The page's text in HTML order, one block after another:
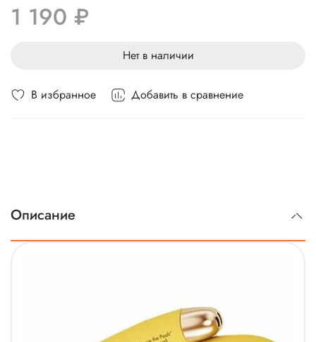
В избранное Добавить в сравнение
1 190 ₽
Нет в наличии
Описание